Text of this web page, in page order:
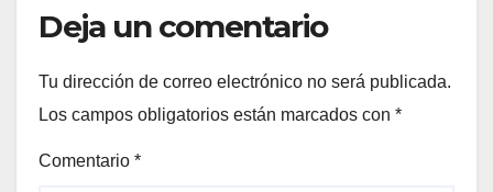
Deja un comentario
Tu dirección de correo electrónico no será publicada.
Los campos obligatorios están marcados con *
Comentario *